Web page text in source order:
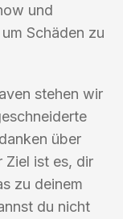
und
Schäden zu
stehen wir
über
Ziel ist es, dir
zu deinem
du nicht